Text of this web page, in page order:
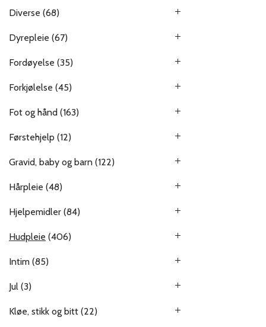
Diverse (68)
Dyrepleie (67)
Fordøyelse (35)
Forkjølelse (45)
Fot og hånd (163)
Førstehjelp (12)
Gravid, baby og barn (122)
Hårpleie (48)
Hjelpemidler (84)
Hudpleie (406)
Intim (85)
Jul (3)
Kløe, stikk og bitt (22)